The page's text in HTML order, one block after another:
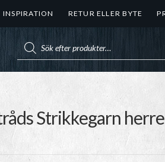
INSPIRATION RETUR ELLER BYTE
Strikkegarn